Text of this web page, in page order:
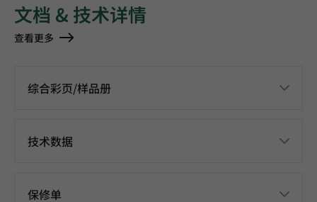
文档 & 技术详情
查看更多
综合彩页/样品册
技术数据
保修单